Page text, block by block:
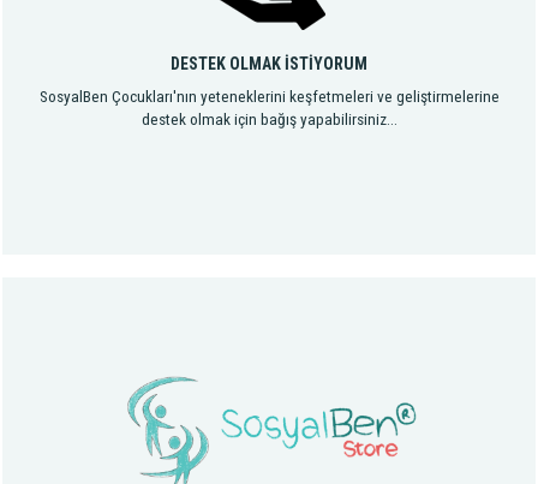
DESTEK OLMAK İSTİYORUM
SosyalBen Çocukları'nın yeteneklerini keşfetmeleri ve geliştirmelerine
destek olmak için bağış yapabilirsiniz...